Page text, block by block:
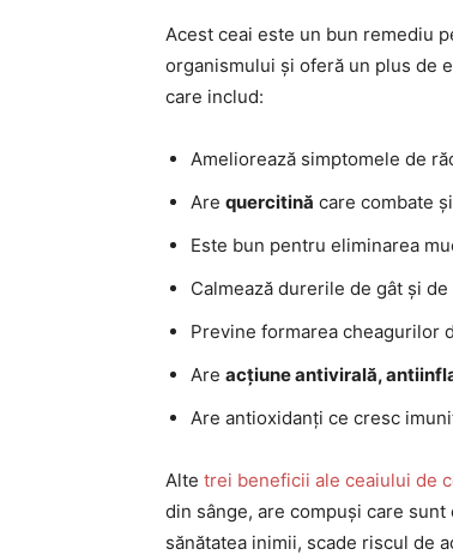
Acest ceai este un bun remediu
organismului și oferă un plus de
care includ:
Ameliorează simptomele de
Are quercitină care combate
Este bun pentru eliminarea
Calmează durerile de gât și de
Previne formarea cheagurilor
Are acțiune antivirală,
Are antioxidanți ce cresc
Alte trei beneficii ale ceaiului de
din sânge, are compuși care
sănătatea inimii, scade riscul de